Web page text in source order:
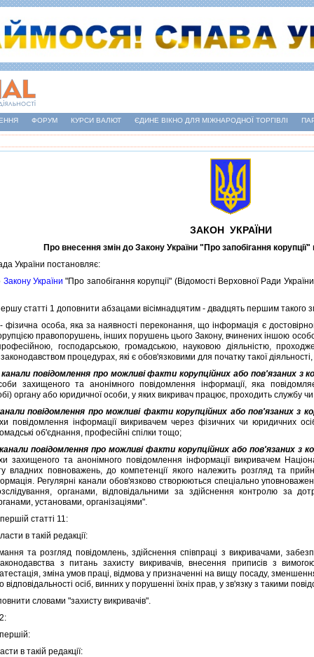
ФОРУМ КУРСИ ВАЛЮТ ЄДИНЕ ВІКНО ДЛЯ МІЖНАРОДНОЇ ТОРГІВЛІ
ЗАКОН УКРАЇНИ
Про внесення змiн до Закону України "Про запобiгання
України постановляє:
Закону України "Про запобiгання корупцiї" (Вiдомостi Верховної Ради
статтi 1 доповнити абзацами вiсiмнадцятим - двадцять першим такого
фiзична особа, яка за наявностi переконання, що iнформацiя є
правопорушень, iнших порушень цього Закону, вчинених iншою
господарською, громадською, науковою дiяльнiстю,
процедурах, якi є обов'язковими для початку такої
повiдомлення про можливi факти корупцiйних або пов'язаних з
захищеного та анонiмного повiдомлення iнформацiї, яка
органу або юридичної особи, у яких викривач працює, проходить службу
повiдомлення про можливi факти корупцiйних або пов'язаних з
повiдомлення iнформацiї викривачем через фiзичних чи юридичних
об'єднання, професiйнi спiлки тощо;
повiдомлення про можливi факти корупцiйних або пов'язаних з
захищеного та анонiмного повiдомлення iнформацiї викривачем
владних повноважень, до компетенцiї якого належить розгляд та
Регулярнi канали обов'язково створюються спецiально
органами, вiдповiдальними за здiйснення контролю за
установами, органiзацiями".
статтi 11:
в такiй редакцiї:
та розгляд повiдомлень, здiйснення спiвпрацi з викривачами,
з питань захисту викривачiв, внесення приписiв з
змiна умов працi, вiдмова у призначеннi на вищу посаду,
вiдповiдальностi осiб, винних у порушеннi їхнiх прав, у зв'язку з такими
словами "захисту викривачiв".
в такiй редакцiї: